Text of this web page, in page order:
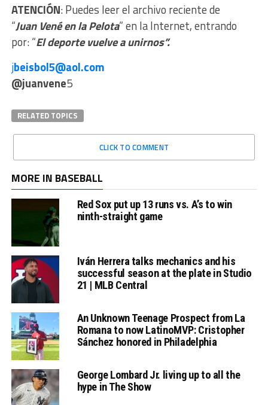
ATENCIÓN: Puedes leer el archivo reciente de
“JuanVené en la Pelota” en la Internet, entrando
por: “El deporte vuelve a unirnos”.
jbeisbol5@aol.com
@juanvene5
RELATED TOPICS
CLICK TO COMMENT
MORE IN BASEBALL
Red Sox put up 13 runs vs. A’s to win
ninth-straight game
Iván Herrera talks mechanics and his
successful season at the plate in Studio
21 | MLB Central
An Unknown Teenage Prospect from La
Romana to now LatinoMVP: Cristopher
Sánchez honored in Philadelphia
George Lombard Jr. living up to all the
hype in The Show